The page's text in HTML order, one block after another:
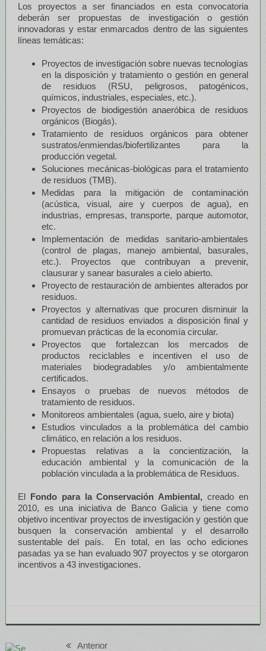
Los proyectos a ser financiados en esta convocatoria
deberán ser propuestas de investigación o gestión
innovadoras y estar enmarcados dentro de las siguientes
líneas temáticas:
Proyectos de investigación sobre nuevas tecnologías
en la disposición y tratamiento o gestión en general
de residuos (RSU, peligrosos, patogénicos,
químicos, industriales, especiales, etc.).
Proyectos de biodigestión anaeróbica de residuos
orgánicos (Biogás).
Tratamiento de residuos orgánicos para obtener
sustratos/enmiendas/biofertilizantes para la
producción vegetal.
Soluciones mecánicas-biológicas para el tratamiento
de residuos (TMB).
Medidas para la mitigación de contaminación
(acústica, visual, aire y cuerpos de agua), en
industrias, empresas, transporte, parque automotor,
etc.
Implementación de medidas sanitario-ambientales
(control de plagas, manejo ambiental, basurales,
etc.). Proyectos que contribuyan a prevenir,
clausurar y sanear basurales a cielo abierto.
Proyecto de restauración de ambientes alterados por
residuos.
Proyectos y alternativas que procuren disminuir la
cantidad de residuos enviados a disposición final y
promuevan prácticas de la economía circular.
Proyectos que fortalezcan los mercados de
productos reciclables e incentiven el uso de
materiales biodegradables y/o ambientalmente
certificados.
Ensayos o pruebas de nuevos métodos de
tratamiento de residuos.
Monitoreos ambientales (agua, suelo, aire y biota)
Estudios vinculados a la problemática del cambio
climático, en relación a los residuos.
Propuestas relativas a la concientización, la
educación ambiental y la comunicación de la
población vinculada a la problemática de Residuos.
El Fondo para la Conservación Ambiental,creado en
2010, es una iniciativa de Banco Galicia y tiene como
objetivo incentivar proyectos de investigación y gestión que
busquen la conservación ambiental y el desarrollo
sustentable del país. En total, en las ocho ediciones
pasadas ya se han evaluado 907 proyectos y se otorgaron
incentivos a 43 investigaciones.
Anterior